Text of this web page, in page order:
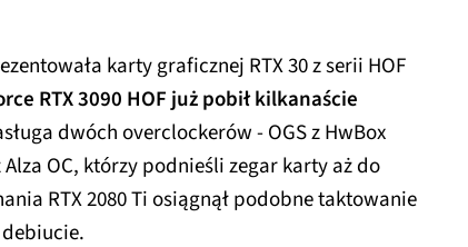
karty graficznej RTX 30 z serii HOF
RTX 3090 HOF już pobił kilkanaście
dwóch overclockerów - OGS z HwBox
Alza OC, którzy podnieśli zegar karty aż do
RTX 2080 Ti osiągnął podobne taktowanie